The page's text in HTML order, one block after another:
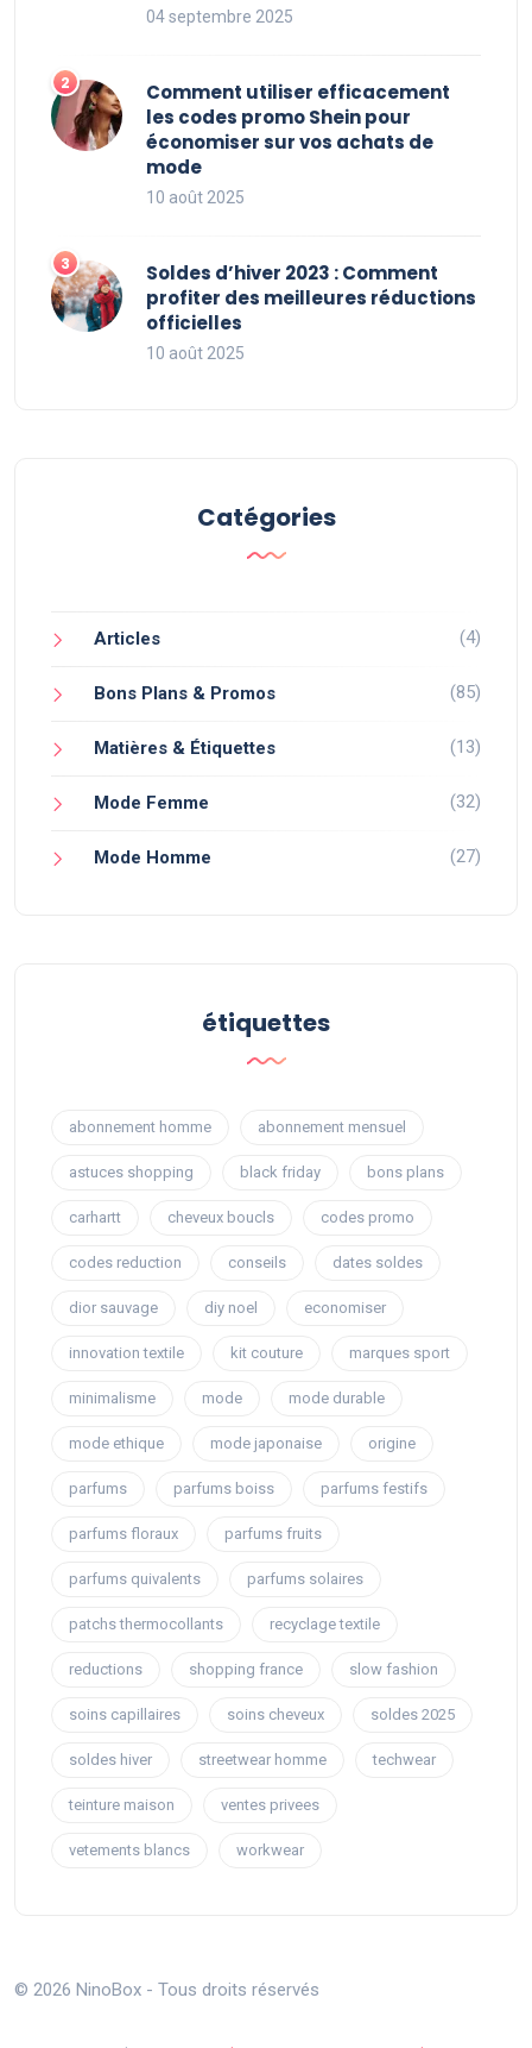
04 septembre 2025
Comment utiliser efficacement
les codes promo Shein pour
économiser sur vos achats de
mode
10 août 2025
Soldes d’hiver 2023 : Comment
profiter des meilleures réductions
officielles
10 août 2025
Catégories
Articles (4)
Bons Plans & Promos (85)
Matières & Étiquettes (13)
Mode Femme (32)
Mode Homme (27)
étiquettes
abonnement homme abonnement mensuel
astuces shopping black friday bons plans
carhartt cheveux boucls codes promo
codes reduction conseils dates soldes
dior sauvage diy noel economiser
innovation textile kit couture marques sport
minimalisme mode mode durable
mode ethique mode japonaise origine
parfums parfums boiss parfums festifs
parfums floraux parfums fruits
parfums quivalents parfums solaires
patchs thermocollants recyclage textile
reductions shopping france slow fashion
soins capillaires soins cheveux soldes 2025
soldes hiver streetwear homme techwear
teinture maison ventes privees
vetements blancs workwear
© 2026 NinoBox - Tous droits réservés